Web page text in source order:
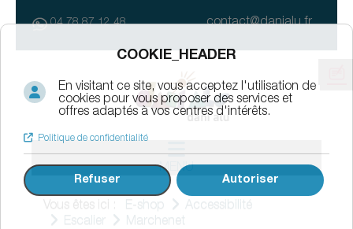
04 78 87 12 48 contact@danialu.fr
MENU
Vous êtes ici : E-shop
Accessibilité
Escalier
Marchenet